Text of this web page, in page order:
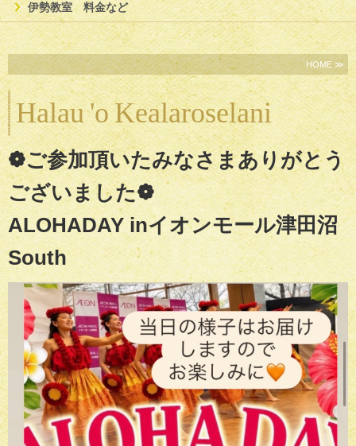
伊勢教室 料金など
HOME ≫
Halau 'o Kealaroselani
❁ ご参加頂いたみなさまありがとう
ございました❁
ALOHADAY inイオンモール津田沼
South